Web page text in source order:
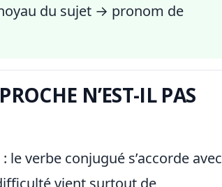
du sujet → pronom de
N’EST-IL PAS
le verbe conjugué s’accorde avec
vient surtout de